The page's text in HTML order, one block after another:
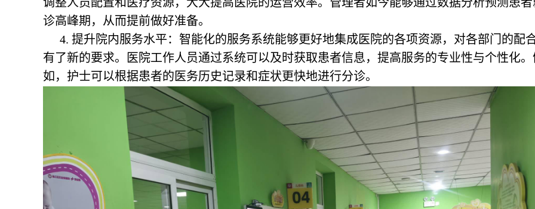
诊高峰期，从而提前做好准备。
4. 提升院内服务水平：智能化的服务系统能够更好地集成医院的各项资源，对各部门的配
有了新的要求。医院工作人员通过系统可以及时获取患者信息，提高服务的专业性与个性化。
如，护士可以根据患者的医务历史记录和症状更快地进行分诊。